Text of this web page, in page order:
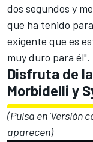
dos segundos y
que ha tenido
exigente que es
muy duro para él".
Disfruta de
Morbidelli y
(Pulsa en 'Versión
aparecen)